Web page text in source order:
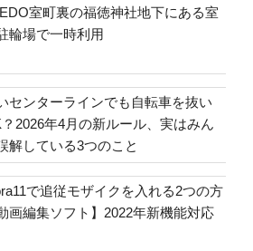
室町裏の福徳神社地下にある室
輪場で一時利用
センターラインでも自転車を抜い
2026年4月の新ルール、実はみん
解している3つのこと
で追従モザイクを入れる2つの方
画編集ソフト】2022年新機能対応